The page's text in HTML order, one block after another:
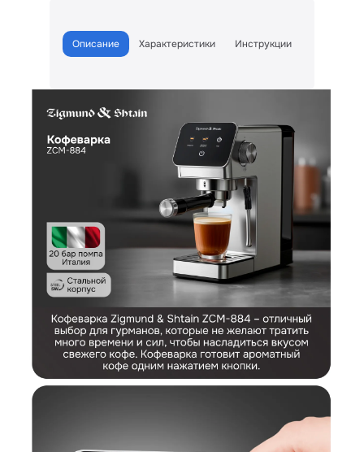
Описание Характеристики Инструкции